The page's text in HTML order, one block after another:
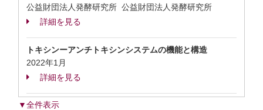
公益財団法人発酵研究所 公益財団法人発酵研究所
詳細を見る
トキシンーアンチトキシンシステムの機能と構造
2022年1月
詳細を見る
▼全件表示